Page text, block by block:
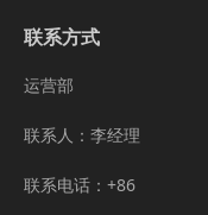
联系方式
运营部
联系人：李经理
联系电话：+86